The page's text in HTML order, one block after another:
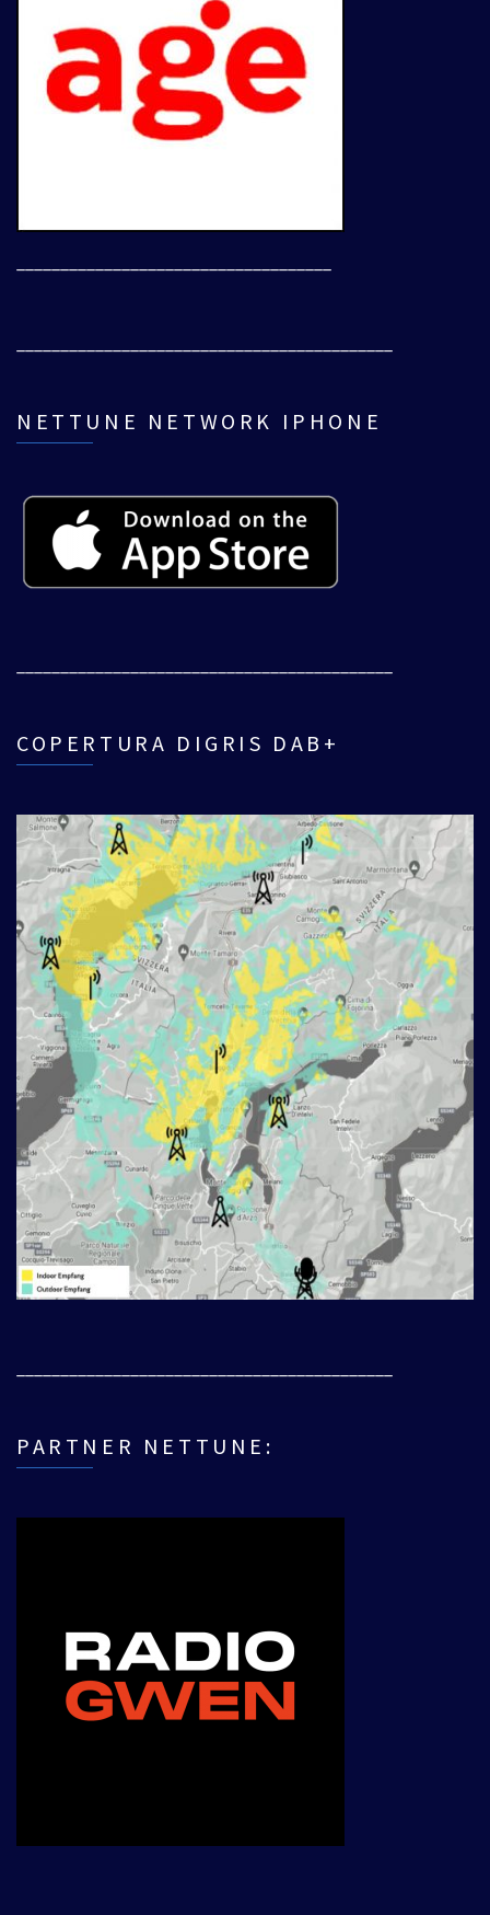
NETTUNE NETWORK IPHONE
COPERTURA DIGRIS DAB+
PARTNER NETTUNE: